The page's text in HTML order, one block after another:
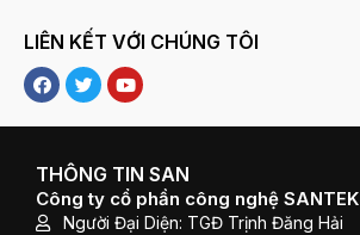
LIÊN KẾT VỚI CHÚNG TÔI
F
a
c
e
o
o
k
T
w
i
t
e
r
Y
o
u
t
b
e
THÔNG TIN SAN
Công ty cổ phần công nghệ SANTEK
Người Đại Diện: TGĐ Trịnh Đăng Hải